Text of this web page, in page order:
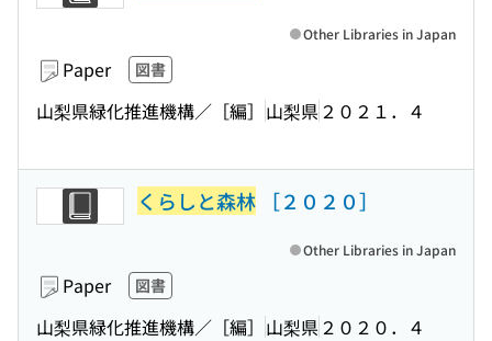
Paper 図書
山梨県緑化推進機構／［編］ 山梨県 ２０２１．４
Other Libraries in Japan
くらしと森林 ［２０２０］
Paper 図書
山梨県緑化推進機構／［編］ 山梨県 ２０２０．４
Other Libraries in Japan